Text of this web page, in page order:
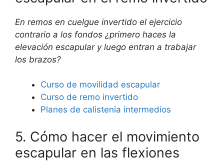
En remos en cuelgue invertido el ejercicio
contrario a los fondos ¿primero haces la
elevación escapular y luego entran a trabajar
los brazos?
Curso de movilidad escapular
Curso de remo invertido
Planes de calistenia intermedios
5. Cómo hacer el movimiento
escapular en las flexiones